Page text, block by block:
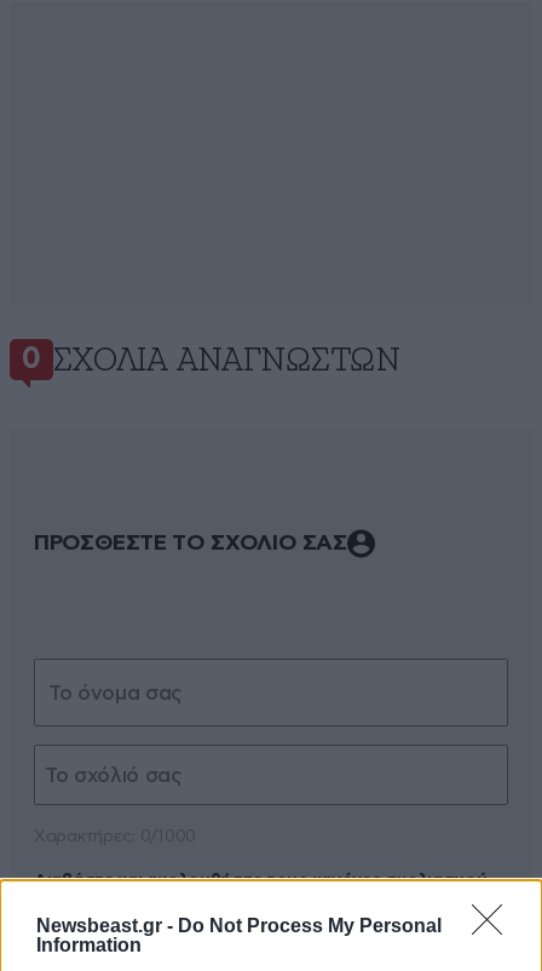
Newsbeast.gr - Do Not Process My Personal
Information
0 ΣΧΌΛΙΑ ΑΝΑΓΝΩΣΤΏΝ
ΠΡΟΣΘΕΣΤΕ ΤΟ ΣΧΟΛΙΟ ΣΑΣ
Διαβάστε και ακολουθήστε τους κανόνες σχολιασμού
ΠΡΟΣΘΗΚΗ